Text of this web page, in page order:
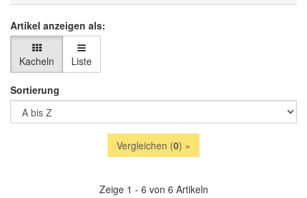
Artikel anzeigen als:
Kacheln Liste
Sortierung
Vergleichen (0) »
Zeige 1 - 6 von 6 Artikeln